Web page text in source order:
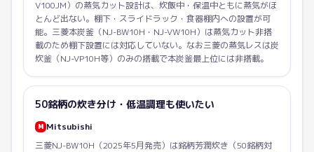
V100JM）の蒸気カット設計は、炊飯中・保温中ともに蒸気がほ
とんど出ない。棚下・スライドラック・食器棚内への設置が可
能。三菱本炭釜（NJ-BW10H・NJ-VW10H）は蒸気カット非搭
載のため棚下設置には対応していない。なお三菱の蒸気レスは炭
炊釜（NJ-VP10H等）のみの搭載で本炭釜最上位には非搭載。
50銘柄の炊き分け・低温調理も使いたい
M Mitsubishi
三菱NJ-BW10H（2025年5月発売）は銘柄芳潤炊き（50銘柄対